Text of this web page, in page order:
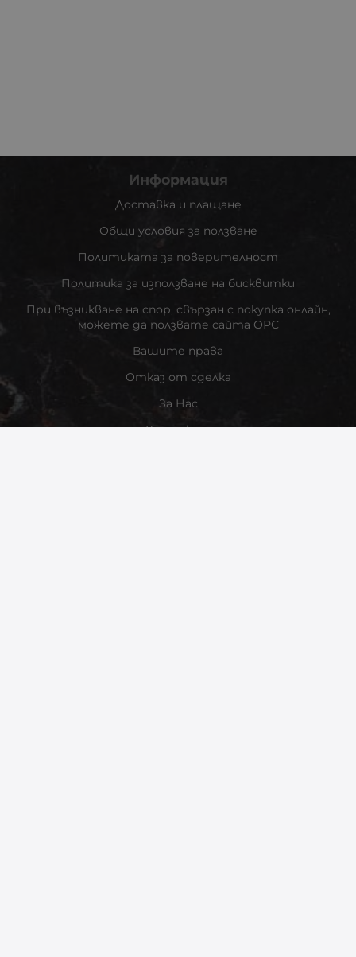
Информация
Доставка и плащане
Общи условия за ползване
Политиката за поверителност
Политика за използване на бисквитки
При възникване на спор, свързан с покупка онлайн,
можете да ползвате сайта ОРС
Вашите права
Отказ от сделка
За Нас
Контакти